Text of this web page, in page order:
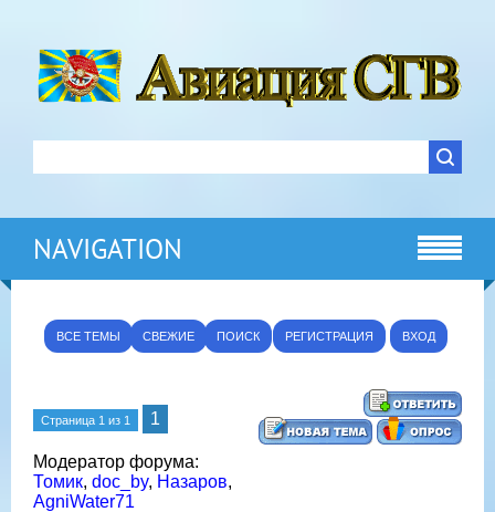
NAVIGATION
ВСЕ ТЕМЫ СВЕЖИЕ ПОИСК РЕГИСТРАЦИЯ ВХОД
Страница 1 из 1 1
Модератор форума:
Томик, doc_by, Назаров,
AgniWater71